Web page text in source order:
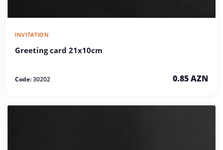
INVITATION
Greeting card 21x10cm
Code:30202 0.85 AZN